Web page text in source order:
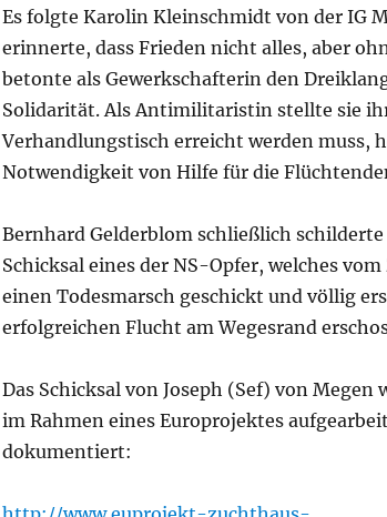
Es folgte Karolin Kleinschmidt von der IG
erinnerte, dass Frieden nicht alles, aber
betonte als Gewerkschafterin den
Solidarität. Als Antimilitaristin stellte sie
Verhandlungstisch erreicht werden muss,
Notwendigkeit von Hilfe für die
Bernhard Gelderblom schließlich
Schicksal eines der NS-Opfer, welches
einen Todesmarsch geschickt und völlig
erfolgreichen Flucht am Wegesrand
Das Schicksal von Joseph (Sef) von
im Rahmen eines Europrojektes
dokumentiert: